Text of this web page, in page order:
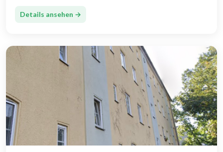
Details ansehen →